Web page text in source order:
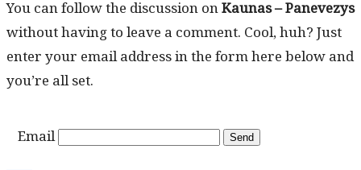
You can fol­low the dis­cus­sion onKau­nas – Pan­evezys
with­out hav­ing to leave a com­ment. Cool, huh? Just
enter your email address in the form here below and
you’re all set.
Email